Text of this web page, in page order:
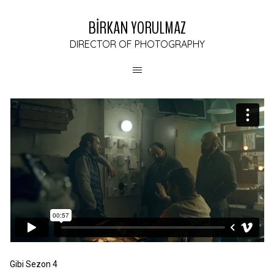
BİRKAN YORULMAZ
DIRECTOR OF PHOTOGRAPHY
Gibi Sezon 4